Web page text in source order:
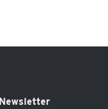
Newsletter